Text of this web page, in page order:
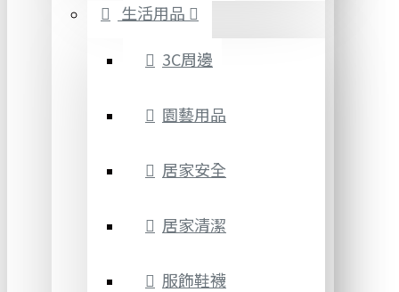
生活用品
3C周邊
園藝用品
居家安全
居家清潔
服飾鞋襪